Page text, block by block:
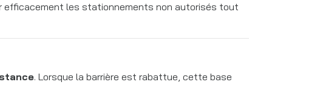
efficacement les stationnements non autorisés tout
. Lorsque la barrière est rabattue, cette base